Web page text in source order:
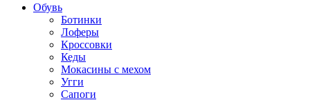
Обувь
Ботинки
Лоферы
Кроссовки
Кеды
Мокасины с мехом
Угги
Сапоги